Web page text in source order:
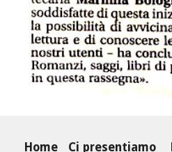
Home Ci presentiamo